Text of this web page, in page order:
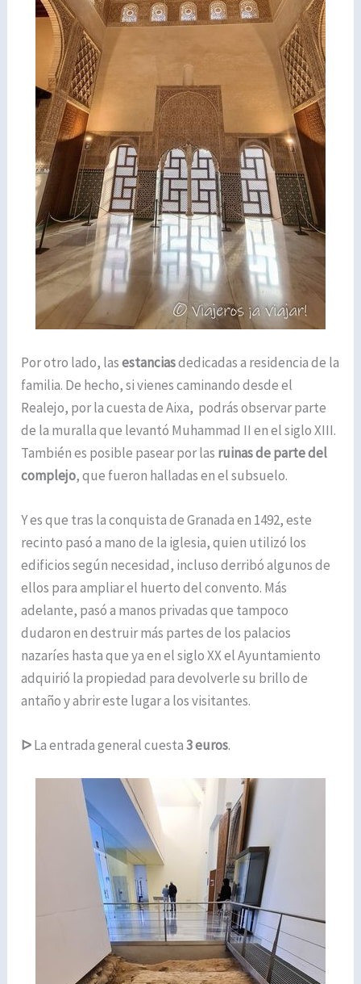
Por otro lado, lasestanciasdedicadas a residencia de la
familia. De hecho, si vienes caminando desde el
Realejo, por la cuesta de Aixa, podrás observar parte
de la muralla que levantó Muhammad II en el siglo XIII.
También es posible pasear por las ruinas de parte del
complejo, que fueron halladas en el subsuelo.
Y es que tras la conquista de Granada en 1492, este
recinto pasó a mano de la iglesia, quien utilizó los
edificios según necesidad, incluso derribó algunos de
ellos para ampliar el huerto del convento. Más
adelante, pasó a manos privadas que tampoco
dudaron en destruir más partes de los palacios
nazaríes hasta que ya en el siglo XX el Ayuntamiento
adquirió la propiedad para devolverle su brillo de
antaño y abrir este lugar a los visitantes.
ᐅLa entrada general cuesta3 euros.